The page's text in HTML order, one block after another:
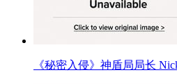
《秘密入侵》神盾局局长